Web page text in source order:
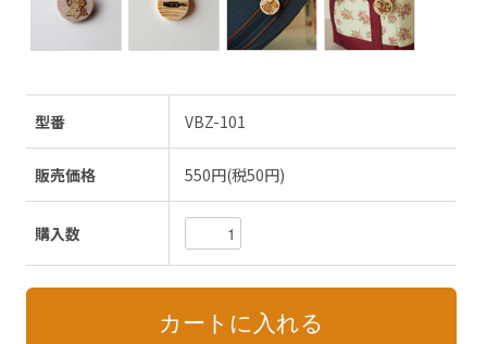
型番 VBZ-101
販売価格 550円(税50円)
購入数